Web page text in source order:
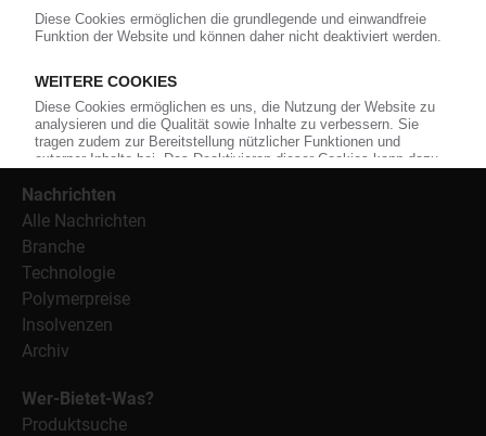
Kunststoffe sowie Märkte, Unternehmen, Produkte,
Material, Anwendungen und Verpackungen.
Weiterhin bietet das KunststoffWeb geeignete
Bezugsquellen für den Einkauf sowie nützlichen Service-
Informationen wie Handelsnamen und Veranstaltungen.
Nachrichten
Alle Nachrichten
Branche
Technologie
Polymerpreise
Insolvenzen
Archiv
Wer-Bietet-Was?
Produktsuche